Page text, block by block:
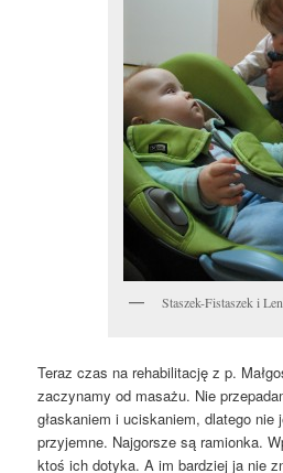
Staszek-Fistaszek i
Teraz czas na rehabilitację z p.
zaczynamy od masażu. Nie
głaskaniem i uciskaniem, dlatego
przyjemne. Najgorsze są ramionka.
ktoś ich dotyka. A im bardziej ja nie